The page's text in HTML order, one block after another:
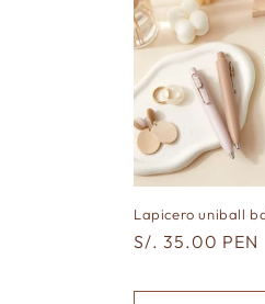
Lapicero uniball
Precio
S/. 35.00 PEN